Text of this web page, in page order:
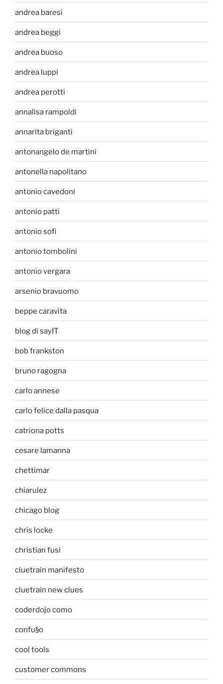
andrea baresi
andrea beggi
andrea buoso
andrea luppi
andrea perotti
annalisa rampoldi
annarita briganti
antonangelo de martini
antonella napolitano
antonio cavedoni
antonio patti
antonio sofi
antonio tombolini
antonio vergara
arsenio bravuomo
beppe caravita
blog di sayIT
bob frankston
bruno ragogna
carlo annese
carlo felice dalla pasqua
catriona potts
cesare lamanna
chettimar
chiarulez
chicago blog
chris locke
christian fusi
cluetrain manifesto
cluetrain new clues
coderdojo como
confu§o
cool tools
customer commons